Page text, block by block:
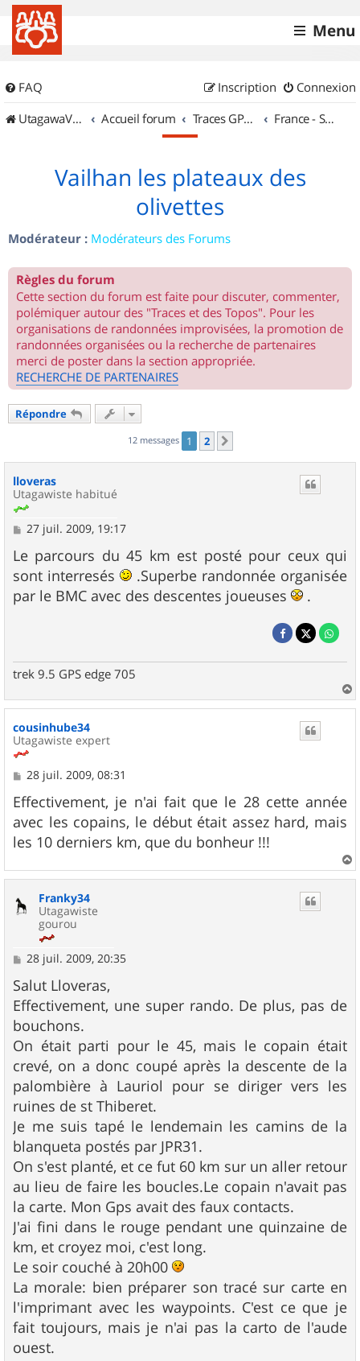
Menu
FAQ Connexion
Inscription
UtagawaVTT (Randos VTT et VTTAE avec traces GPS)
Accueil forum Traces GPS de randos VTT France - Sud Ouest
Vailhan les plateaux des
olivettes
Modérateur : Modérateurs des Forums
Règles du forum
Cette section du forum est faite pour discuter, commenter,
polémiquer autour des "Traces et des Topos". Pour les
organisations de randonnées improvisées, la promotion de
randonnées organisées ou la recherche de partenaires
merci de poster dans la section appropriée.
RECHERCHE DE PARTENAIRES
Répondre
12 messages 1 2
lloveras
Utagawiste habitué
M
s
s
a
g
e
27 juil. 2009, 19:17
Le parcours du 45 km est posté pour ceux qui
sont interresés
.Superbe randonnée organisée
par le BMC avec des descentes joueuses
.
trek 9.5 GPS edge 705
a
u
cousinhube34
Utagawiste expert
M
s
s
a
g
e
28 juil. 2009, 08:31
Effectivement, je n'ai fait que le 28 cette année
avec les copains, le début était assez hard, mais
les 10 derniers km, que du bonheur !!!
a
Franky34
Utagawiste
gourou
M
s
s
a
g
e
28 juil. 2009, 20:35
Salut Lloveras,
Effectivement, une super rando. De plus, pas de
bouchons.
On était parti pour le 45, mais le copain était
crevé, on a donc coupé après la descente de la
palombière à Lauriol pour se diriger vers les
ruines de st Thiberet.
Je me suis tapé le lendemain les camins de la
blanqueta postés par JPR31.
On s'est planté, et ce fut 60 km sur un aller retour
au lieu de faire les boucles.Le copain n'avait pas
la carte. Mon Gps avait des faux contacts.
J'ai fini dans le rouge pendant une quinzaine de
km, et croyez moi, c'est long.
Le soir couché à 20h00
La morale: bien préparer son tracé sur carte en
l'imprimant avec les waypoints. C'est ce que je
fait toujours, mais je n'ai pas la carto de l'aude
ouest.